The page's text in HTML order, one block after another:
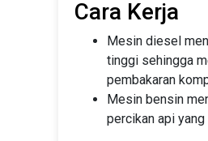
Cara Kerja
Mesin diesel
tinggi sehingga
pembakaran
Mesin bensin
percikan api